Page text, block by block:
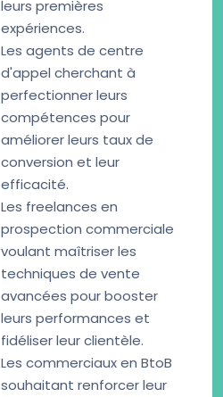
leurs premières
expériences.
Les agents de centre
d'appel cherchant à
perfectionner leurs
compétences pour
améliorer leurs taux de
conversion et leur
efficacité.
Les freelances en
prospection commerciale
voulant maîtriser les
techniques de vente
avancées pour booster
leurs performances et
fidéliser leur clientèle.
Les commerciaux en BtoB
souhaitant renforcer leur